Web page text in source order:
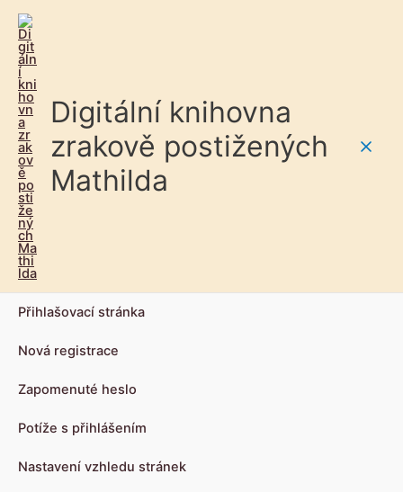
Digitální knihovna
zrakově postižených
Mathilda
Přihlašovací stránka
Nová registrace
Zapomenuté heslo
Potíže s přihlášením
Nastavení vzhledu stránek